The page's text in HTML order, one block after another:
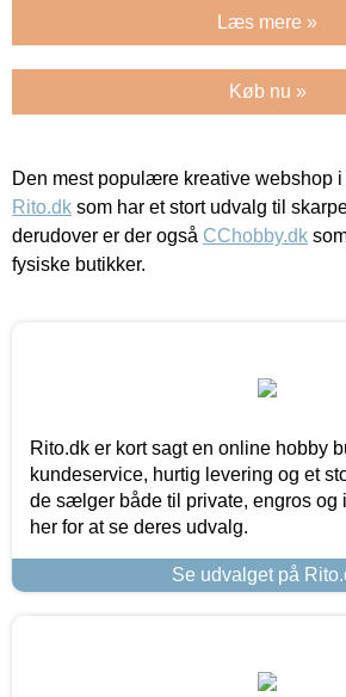
Læs mere »
Køb nu »
Den mest populære kreative webshop
Rito.dk som har et stort udvalg til
derudover er der også CChobby.dk
fysiske butikker.
Rito.dk er kort sagt en online hobby
kundeservice, hurtig levering og et
de sælger både til private, engros og
her for at se deres udvalg.
Se udvalget på